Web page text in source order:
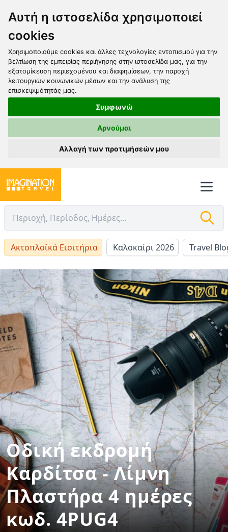
Αυτή η ιστοσελίδα χρησιμοποιεί
cookies
Χρησιμοποιούμε cookies και άλλες τεχνολογίες εντοπισμού για την
βελτίωση της εμπειρίας περιήγησης στην ιστοσελίδα μας, για την
εξατομίκευση περιεχομένου και διαφημίσεων, την παροχή
λειτουργιών κοινωνικών μέσων και την ανάλυση της
επισκεψιμότητάς μας.
Συμφωνώ
Αρνούμαι
Αλλαγή των προτιμήσεών μου
Ακτοπλοϊκά Εισιτήρια Καλοκαίρι 2026 Travel
Οδική εκδρομή
Καρδίτσα - Λίμνη
Πλαστήρα 4 ημέρες
κωδ. 4PUG4